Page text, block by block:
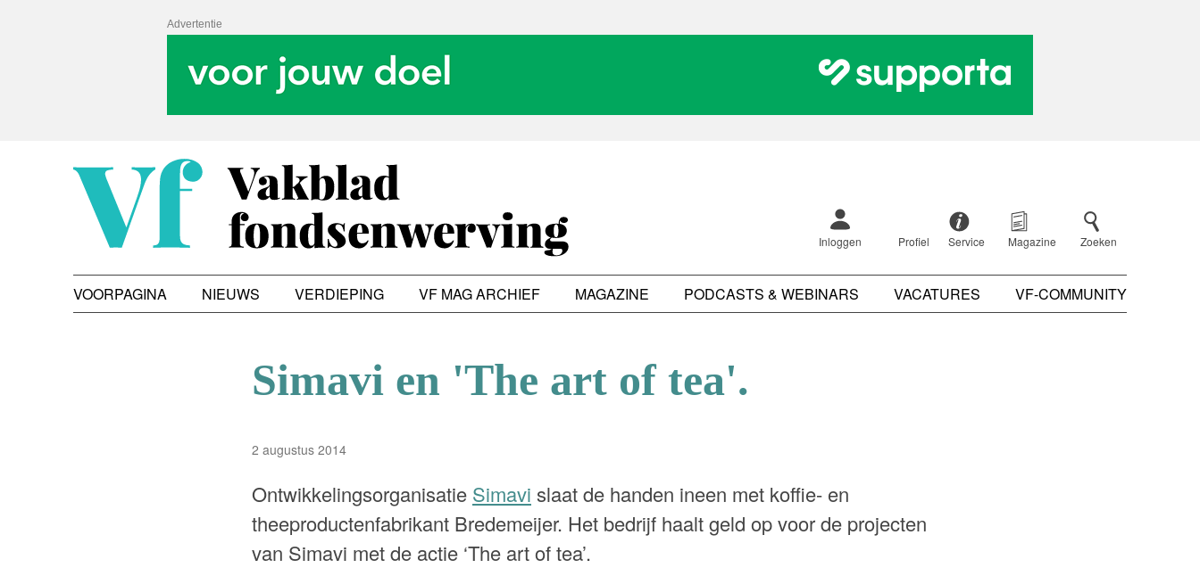
Advertentie
Inloggen Profiel Service Magazine Zoeken
VOORPAGINA NIEUWS VERDIEPING VF MAG ARCHIEF MAGAZINE PODCASTS & WEBINARS VACATURES VF-COMMUNITY
Simavi en 'The art of tea'.
2 augustus 2014
Ontwikkelingsorganisatie Simavi slaat de handen ineen met koffie- en
theeproductenfabrikant Bredemeijer. Het bedrijf haalt geld op voor de projecten
van Simavi met de actie ‘The art of tea’.